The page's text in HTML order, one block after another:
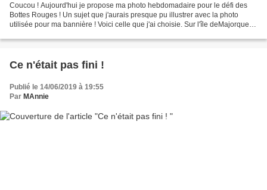
Coucou ! Aujourd'hui je propose ma photo hebdomadaire pour le défi des
Bottes Rouges ! Un sujet que j'aurais presque pu illustrer avec la photo
utilisée pour ma bannière ! Voici celle que j'ai choisie. Sur l'île deMajorque,
Ce n'était pas fini !
Publié le 14/06/2019 à 19:55
Par MAnnie